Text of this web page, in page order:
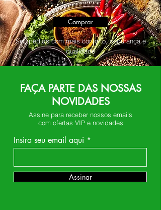
Comprar
Seu pedido com mais conforto, segurança e
qualidade
FAÇA PARTE DAS NOSSAS
NOVIDADES
Assine para receber nossos emails
com ofertas VIP e novidades
Insira seu email aqui
Assinar